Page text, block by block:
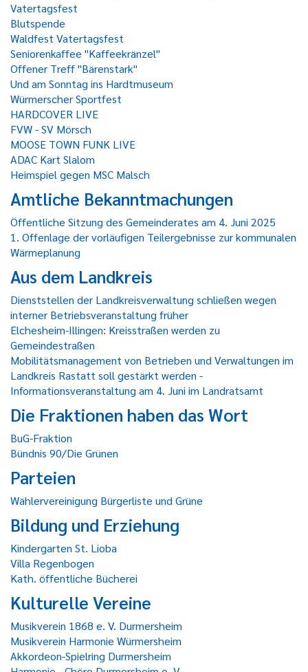
Vatertagsfest
Blutspende
Waldfest Vatertagsfest
Seniorenkaffee "Kaffeekränzel"
Offener Treff "Bärenstark"
Und am Sonntag ins Hardtmuseum
Würmerscher Sportfest
HARDCOVER LIVE
FVW - SV Mörsch
MOOSE TOWN FUNK LIVE
ADAC Kart Slalom
Heimspiel gegen MSC Malsch
Amtliche Bekanntmachungen
Öffentliche Sitzung des Gemeinderates am 4. Juni 2025
1. Offenlage der vorläufigen Teilergebnisse zur kommunalen
Wärmeplanung
Aus dem Landkreis
Dienststellen der Landkreisverwaltung schließen wegen
interner Betriebsveranstaltung früher
Elchesheim-Illingen: Kreisstraßen werden zu
Gemeindestraßen
Mobilitätsmanagement von Betrieben und Verwaltungen im
Landkreis Rastatt soll gestärkt werden -
Informationsveranstaltung am 4. Juni im Landratsamt
Die Fraktionen haben das Wort
BuG-Fraktion
Bündnis 90/Die Grünen
Parteien
Wählervereinigung Bürgerliste und Grüne
Bildung und Erziehung
Kindergarten St. Lioba
Villa Regenbogen
Kath. öffentliche Bücherei
Kulturelle Vereine
Musikverein 1868 e. V. Durmersheim
Musikverein Harmonie Würmersheim
Akkordeon-Spielring Durmersheim